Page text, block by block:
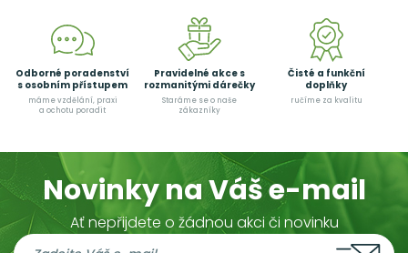
Odborné poradenství
s osobním přístupem
máme vzdělání, praxi
a ochotu poradit
Pravidelné akce s
rozmanitými dárečky
Staráme se o naše
zákazníky
Čisté a funkční
doplňky
ručíme za kvalitu
Novinky na Váš e-mail
Ať nepřijdete o žádnou akci či novinku